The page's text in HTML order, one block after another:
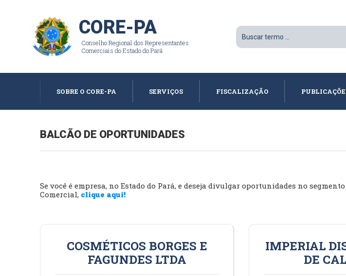
CORE-PA
Conselho Regional dos Representantes
Comerciais do Estado do Pará
SOBRE O CORE-PA SERVIÇOS FISCALIZAÇÃO
BALCÃO DE OPORTUNIDADES
Se você é empresa, no Estado do Pará, e deseja divulgar oportunidades no
Comercial, clique aqui!
COSMÉTICOS BORGES E
FAGUNDES LTDA
IMPERIAL
DE